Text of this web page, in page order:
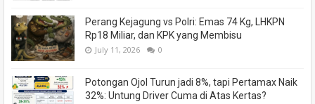
Perang Kejagung vs Polri: Emas 74 Kg, LHKPN
Rp18 Miliar, dan KPK yang Membisu
July 11, 2026 0
Potongan Ojol Turun jadi 8%, tapi Pertamax Naik
32%: Untung Driver Cuma di Atas Kertas?